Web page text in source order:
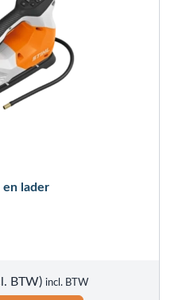
en lader
incl. BTW